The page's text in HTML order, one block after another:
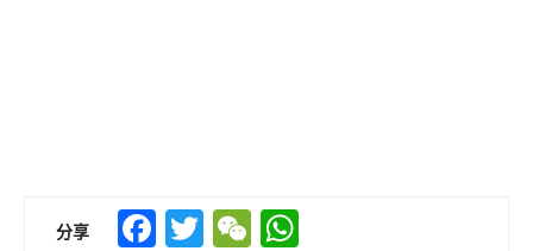
分享 Facebook
TwitterWeChat